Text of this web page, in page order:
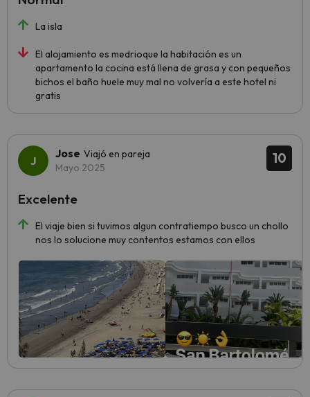
La isla
El alojamiento es medrioque la habitación es un
apartamento la cocina está llena de grasa y con pequeños
bichos el baño huele muy mal no volvería a este hotel ni
gratis
10
Jose Viajó en pareja
Mayo 2025
El viaje bien si tuvimos algun contratiempo busco un chollo
nos lo solucione muy contentos estamos con ellos
Excelente